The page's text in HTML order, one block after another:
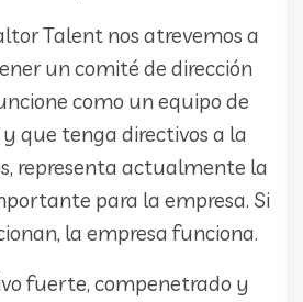
Talent nos atrevemos a
un comité de dirección
como un equipo de
que tenga directivos a la
representa actualmente la
para la empresa. Si
la empresa funciona.
fuerte, compenetrado y